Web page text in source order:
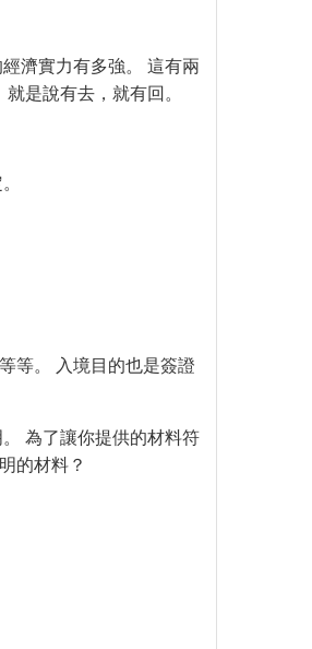
濟實力有多強。 這有兩
是說有去，就有回。
等。 入境目的也是簽證
為了讓你提供的材料符
的材料？